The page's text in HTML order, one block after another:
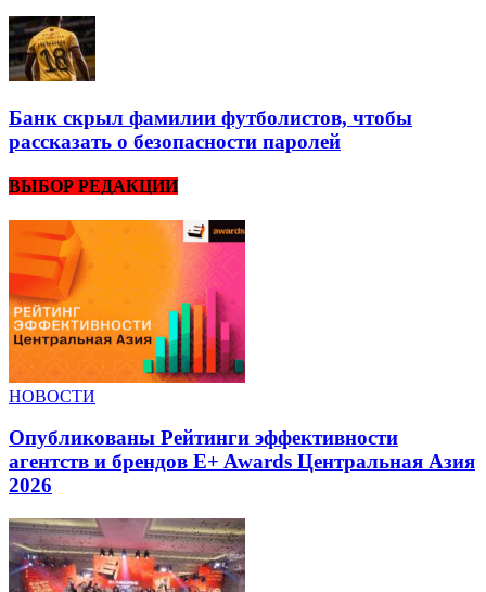
Банк скрыл фамилии футболистов, чтобы
рассказать о безопасности паролей
ВЫБОР РЕДАКЦИИ
НОВОСТИ
Опубликованы Рейтинги эффективности
агентств и брендов E+ Awards Центральная Азия
2026